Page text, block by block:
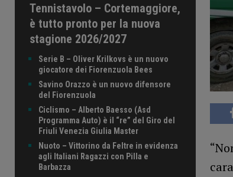
Tennistavolo – Cortemaggiore,
è tutto pronto per la nuova
stagione 2026/2027
Serie B – Oliver Krilkovs è un nuovo
giocatore dei Fiorenzuola Bees
Savino Orazzo è un nuovo difensore
del Fiorenzuola
Ciclismo – Alberto Baesso (Asd
Programma Auto) è il “re” del Giro del
Friuli Venezia Giulia Master
Nuoto – Vittorino da Feltre in evidenza
agli Italiani Ragazzi con Pilla e
Barbazza